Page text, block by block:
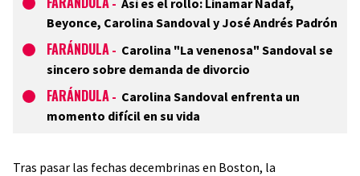
- Así es el rollo: Linamar Nadaf,
Beyonce, Carolina Sandoval y José Andrés Padrón
FARÁNDULA - Carolina "La venenosa" Sandoval se
sincero sobre demanda de divorcio
FARÁNDULA - Carolina Sandoval enfrenta un
momento difícil en su vida
Tras pasar las fechas decembrinas en Boston, la